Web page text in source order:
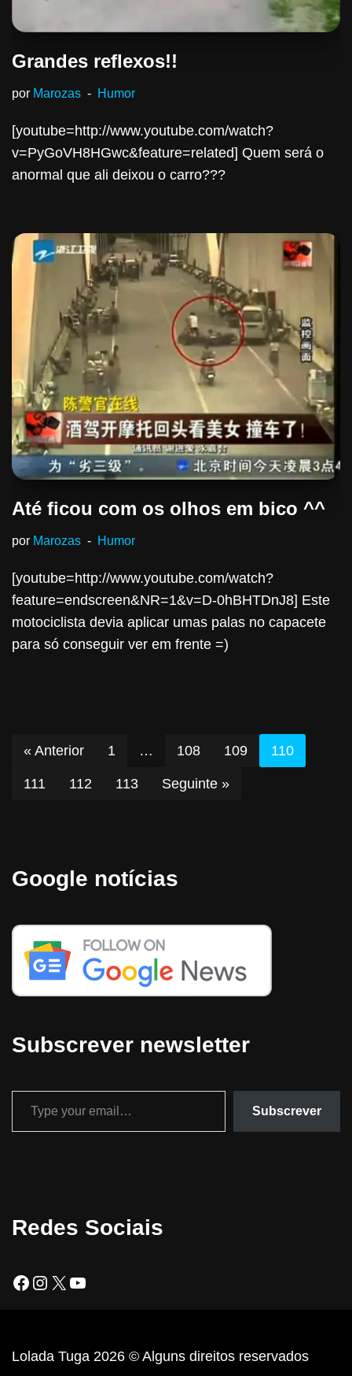
Grandes reflexos!!
por Marozas Humor
[youtube=http://www.youtube.com/watch?
v=PyGoVH8HGwc&feature=related] Quem será o
anormal que ali deixou o carro???
Até ficou com os olhos em bico ^^
por Marozas Humor
[youtube=http://www.youtube.com/watch?
feature=endscreen&NR=1&v=D-0hBHTDnJ8] Este
motociclista devia aplicar umas palas no capacete
para só conseguir ver em frente =)
« Anterior 1 … 108 109 110
111 112 113 Seguinte »
Google notícias
Subscrever newsletter
Subscrever
Redes Sociais
Lolada Tuga 2026 © Alguns direitos reservados